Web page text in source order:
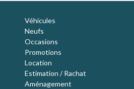
Véhicules
Neufs
Occasions
Promotions
Location
Estimation / Rachat
Aménagement